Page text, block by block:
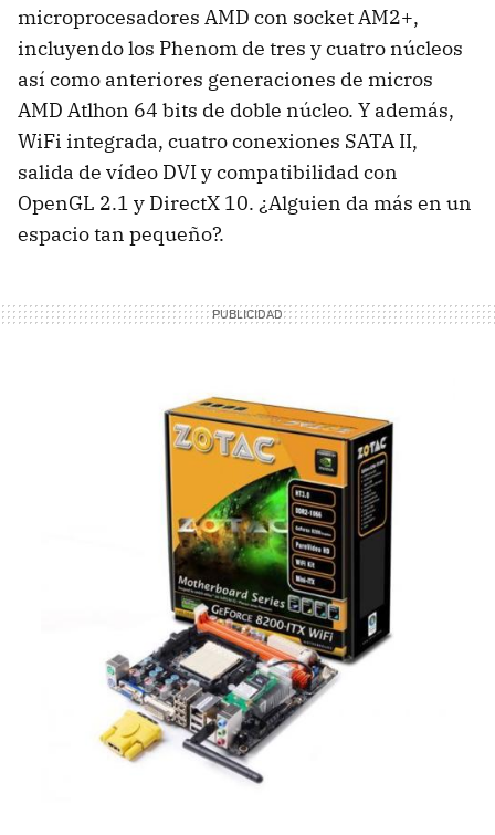
microprocesadores AMD con socket AM2+,
incluyendo los Phenom de tres y cuatro núcleos
así como anteriores generaciones de micros
AMD Atlhon 64 bits de doble núcleo. Y además,
WiFi integrada, cuatro conexiones SATA II,
salida de vídeo DVIy compatibilidad con
OpenGL 2.1 y DirectX 10. ¿Alguien da más en un
espacio tan pequeño?.